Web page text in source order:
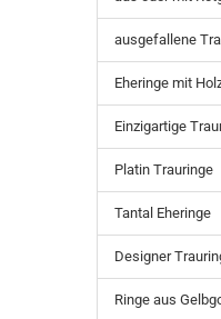
ausgefallene
Eheringe mit
Einzigartige
Platin Trauringe
Tantal Eheringe
Designer
Ringe aus